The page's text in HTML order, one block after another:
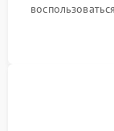
или